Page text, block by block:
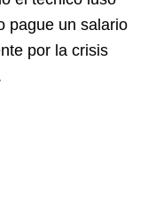
pague un salario
por la crisis